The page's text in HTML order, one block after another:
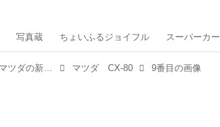
写真蔵 ちょいふるジョイフル スーパーカー
待望の日本仕様は3種類のパワートレインで決定！マツダの新フラッグシップSUV「CX-80」はどこが新しい？ マツダ CX-80 9番目の画像